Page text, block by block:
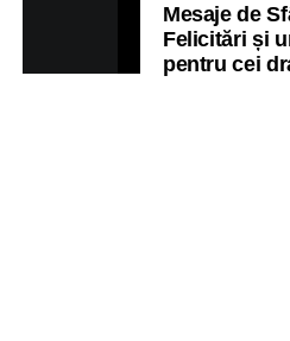
Mesaje de
Felicitări și
pentru cei